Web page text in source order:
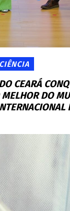
CEARÁ
MELHOR DO